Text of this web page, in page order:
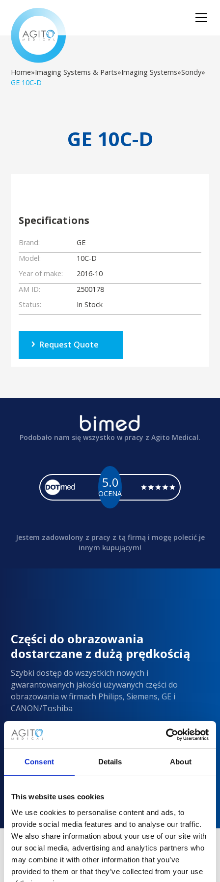
Consent Details About
This website uses cookies
We use cookies to personalise content and ads, to
provide social media features and to analyse our traffic.
We also share information about your use of our site with
our social media, advertising and analytics partners who
may combine it with other information that you’ve
provided to them or that they’ve collected from your use
Home»Imaging Systems & Parts»Imaging Systems»Sondy»
GE 10C-D
GE 10C-D
Specifications
Brand:
GE
Model:
10C-D
Year of make:
2016-10
AM ID:
2500178
Status:
In Stock
Request Quote
Podobało nam się wszystko w pracy z Agito Medical.
5.0
OCENA
Jestem zadowolony z pracy z tą firmą i mogę polecić je
innym kupującym!
Części do obrazowania
dostarczane z dużą prędkością
Szybki dostęp do wszystkich nowych i
gwarantowanych jakości używanych części do
obrazowania w firmach Philips, Siemens, GE i
CANON/Toshiba
Dlaczego warto wybrać Agito